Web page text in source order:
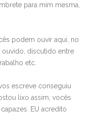
para mim mesma,
podem ouvir aqui, no
discutido entre
etc.
escreve conseguiu
lixo assim, vocês
EU acredito